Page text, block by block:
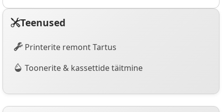
Teenused
Printerite remont Tartus
Toonerite & kassettide täitmine